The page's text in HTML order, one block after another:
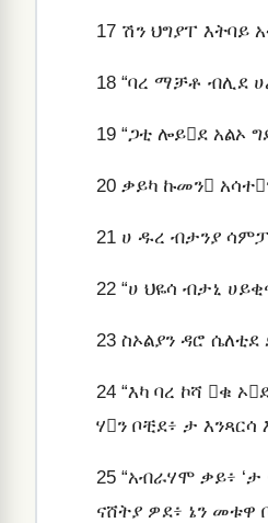
17 ሽን ህግያፐ እትባይ
18 “ባረ ማቻቶ ብሊደ
19 “ጋቲ ሎይደ አልኦ
20 ቃይካ ኩመን
21 ሀ ዱረ ብታንያ
22 “ሀ ህዬሳ ብታኒ
23 ስኦልያን ዳሮ ሴለቲደ
24 “እካ ባረ ኮሻ ቁ
ሃን ቦቺደ፥ ታ እንጻርሳ
25 “አብራሃሞ ቃይ፥
ናሸትያ ዎደ፥ ኔን መቱዋ